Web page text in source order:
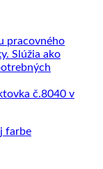
farbe